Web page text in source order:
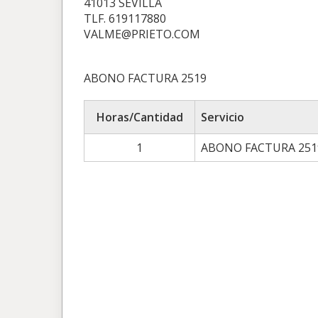
TLF. 619117880
VALME@PRIETO.COM
ABONO FACTURA 2519
Horas/Cantidad
Servicio
1
ABONO FACTURA